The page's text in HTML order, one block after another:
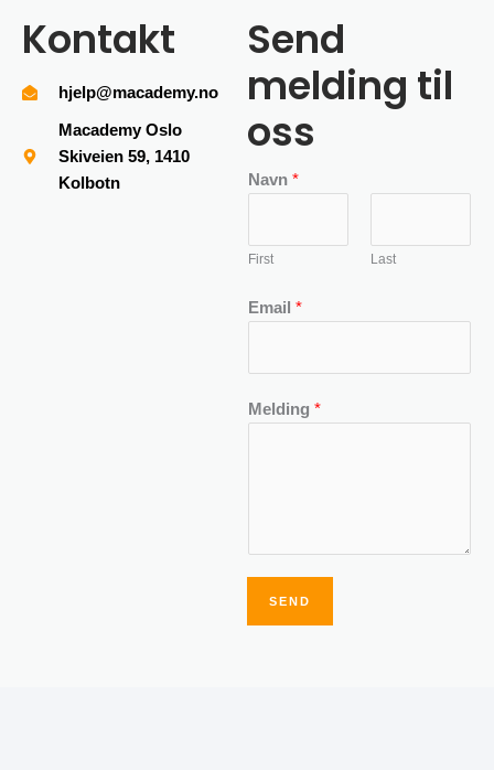
Kontakt
hjelp@macademy.no
Macademy Oslo
Skiveien 59, 1410
Kolbotn
Send
melding til
oss
Navn *
First Last
Email *
Melding *
SEND